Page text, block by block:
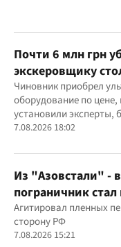
Почти 6 млн грн
экскеровщику
подозрение
Чиновник приобрел
оборудование по цене,
установили эксперты,
выше рыночной
7.08.2026 18:02
Из "Азовстали" -
пограничник
расчета
Агитировал пленных
сторону РФ
7.08.2026 15:21